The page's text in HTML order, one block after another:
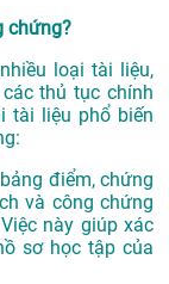
chứng?
loại tài liệu,
thủ tục chính
tài liệu phổ biến
điểm, chứng
và công chứng
này giúp xác
sơ học tập của